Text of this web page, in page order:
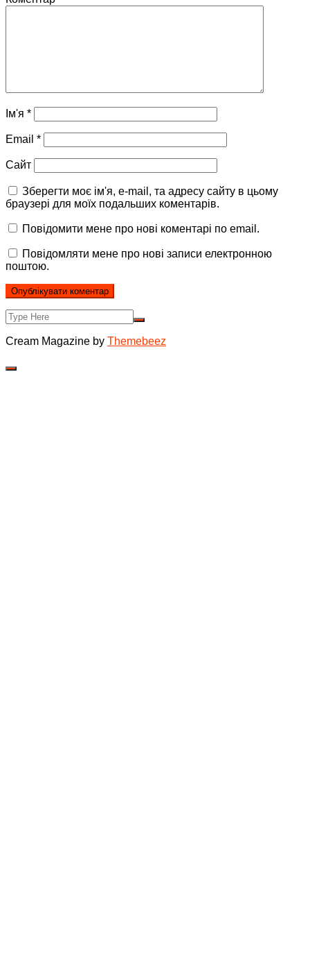
Ім'я *
Email *
Сайт
Зберегти моє ім'я, e-mail, та адресу сайту в цьому
браузері для моїх подальших коментарів.
Повідомити мене про нові коментарі по email.
Повідомляти мене про нові записи електронною
поштою.
Cream Magazine by Themebeez